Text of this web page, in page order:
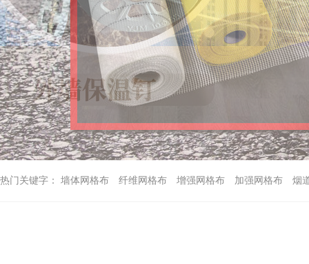
热门关键字： 墙体网格布 纤维网格布 增强网格布 加强网格布 烟